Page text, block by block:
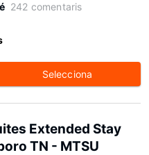
242 comentaris
Selecciona
Extended Stay
TN - MTSU